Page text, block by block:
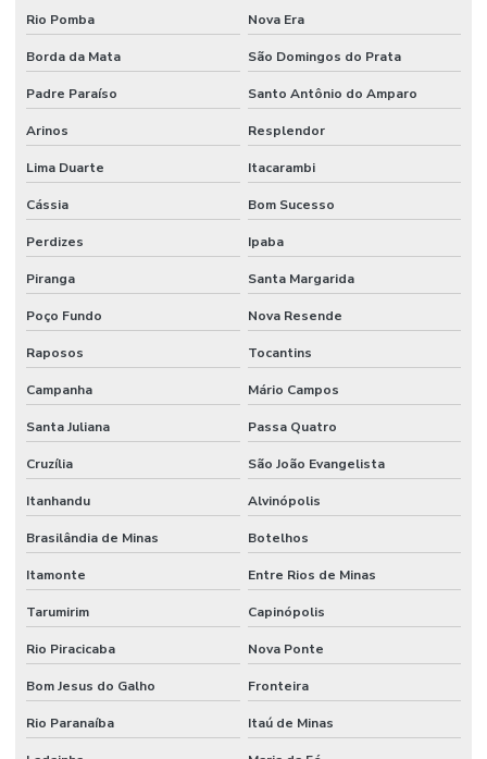
Rio Pomba Nova Era
Borda da Mata São Domingos do Prata
Padre Paraíso Santo Antônio do Amparo
Arinos Resplendor
Lima Duarte Itacarambi
Cássia Bom Sucesso
Perdizes Ipaba
Piranga Santa Margarida
Poço Fundo Nova Resende
Raposos Tocantins
Campanha Mário Campos
Santa Juliana Passa Quatro
Cruzília São João Evangelista
Itanhandu Alvinópolis
Brasilândia de Minas Botelhos
Itamonte Entre Rios de Minas
Tarumirim Capinópolis
Rio Piracicaba Nova Ponte
Bom Jesus do Galho Fronteira
Rio Paranaíba Itaú de Minas